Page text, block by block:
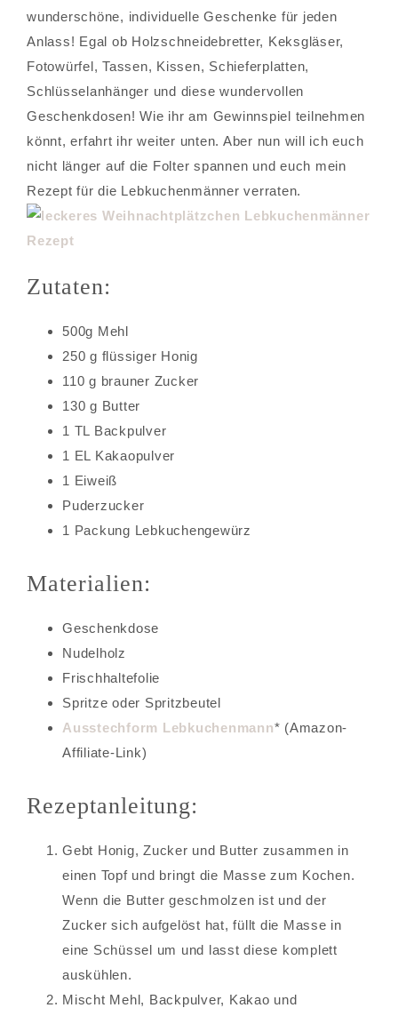
wunderschöne, individuelle Geschenke für jeden
Anlass! Egal ob Holzschneidebretter, Keksgläser,
Fotowürfel, Tassen, Kissen, Schieferplatten,
Schlüsselanhänger und diese wundervollen
Geschenkdosen! Wie ihr am Gewinnspiel teilnehmen
könnt, erfahrt ihr weiter unten. Aber nun will ich euch
nicht länger auf die Folter spannen und euch mein
Rezept für die Lebkuchenmänner verraten.
Zutaten:
500g Mehl
250 g flüssiger Honig
110 g brauner Zucker
130 g Butter
1 TL Backpulver
1 EL Kakaopulver
1 Eiweiß
Puderzucker
1 Packung Lebkuchengewürz
Materialien:
Geschenkdose
Nudelholz
Frischhaltefolie
Spritze oder Spritzbeutel
Ausstechform Lebkuchenmann* (Amazon-
Affiliate-Link)
Rezeptanleitung:
Gebt Honig, Zucker und Butter zusammen in
einen Topf und bringt die Masse zum Kochen.
Wenn die Butter geschmolzen ist und der
Zucker sich aufgelöst hat, füllt die Masse in
eine Schüssel um und lasst diese komplett
auskühlen.
Mischt Mehl, Backpulver, Kakao und